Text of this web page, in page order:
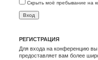
Скрыть моё пребывание на
РЕГИСТРАЦИЯ
Для входа на конференцию вы
предоставляет вам более